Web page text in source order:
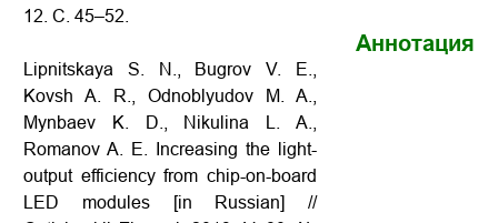
12. С. 45–52.
Lipnitskaya S. N., Bugrov V. E.,
Kovsh A. R., Odnoblyudov M. A.,
Mynbaev K. D., Nikulina L. A.,
Romanov A. E. Increasing the light-
output efficiency from chip-on-board
LED modules [in Russian] //
Аннотация